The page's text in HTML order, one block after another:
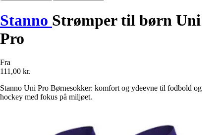
Stanno Strømper til børn Uni
Pro
Fra
111,00 kr.
Stanno Uni Pro Børnesokker: komfort og ydeevne til fodbold og
hockey med fokus på miljøet.